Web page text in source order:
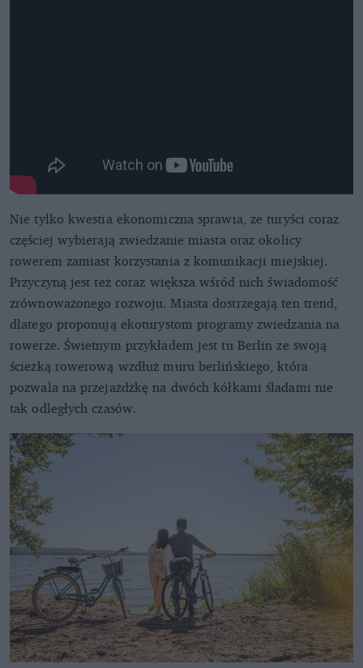
Nie tylko kwestia ekonomiczna sprawia, że turyści coraz
częściej wybierają zwiedzanie miasta oraz okolicy
rowerem zamiast korzystania z komunikacji miejskiej.
Przyczyną jest też coraz większa wśród nich świadomość
zrównoważonego rozwoju. Miasta dostrzegają ten trend,
dlatego proponują ekoturystom programy zwiedzania na
rowerze. Świetnym przykładem jest tu Berlin ze swoją
ścieżką rowerową wzdłuż muru berlińskiego, która
pozwala na przejażdżkę na dwóch kółkami śladami nie
tak odległych czasów.